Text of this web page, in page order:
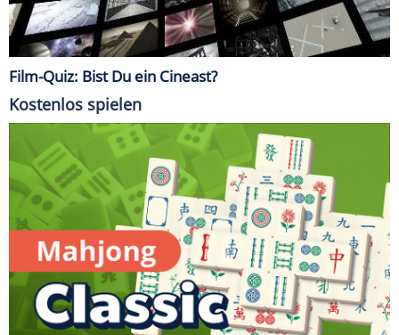
Film-Quiz: Bist Du ein Cineast?
Kostenlos spielen